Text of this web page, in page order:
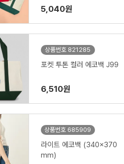
5,040원
상품번호 821285
포켓 투톤 컬러 에코백 J99
6,510원
상품번호 685909
라이트 에코백 (340x370
mm)